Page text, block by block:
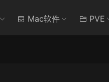
Mac软件 PVE